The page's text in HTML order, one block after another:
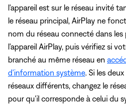
l'appareil est sur le réseau invité
le réseau principal, AirPlay ne
nom du réseau connecté dans
l'appareil AirPlay, puis vérifiez si
branché au même réseau en
d'information système. Si les
réseaux différents, changez le
pour qu'il corresponde à celui du